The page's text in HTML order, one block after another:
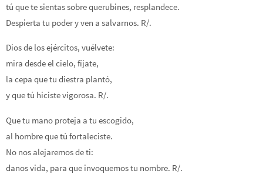
tú que te sientas sobre querubines, resplandece.
Despierta tu poder y ven a salvarnos. R/.
Dios de los ejércitos, vuélvete:
mira desde el cielo, fíjate,
la cepa que tu diestra plantó,
y que tú hiciste vigorosa. R/.
Que tu mano proteja a tu escogido,
al hombre que tú fortaleciste.
No nos alejaremos de ti:
danos vida, para que invoquemos tu nombre. R/.